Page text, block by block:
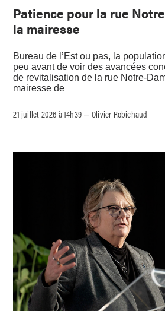
Patience pour la rue
la mairesse
Bureau de l’Est ou pas, la
peu avant de voir des avancées
de revitalisation de la rue Notre-
mairesse de
21 juillet 2026 à 14h39 –Olivier Robichaud